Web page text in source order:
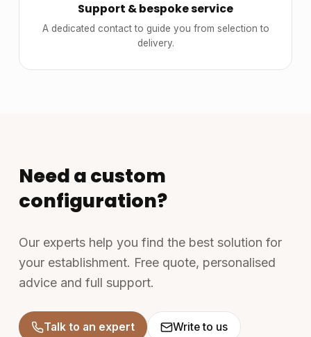
Support & bespoke service
A dedicated contact to guide you from selection to
delivery.
Need a custom
configuration?
Our experts help you find the best solution for
your establishment. Free quote, personalised
advice and full support.
Talk to an expert Write to us